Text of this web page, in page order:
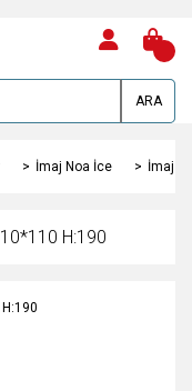
ARA
İmaj Noa İce İmaj
H:190